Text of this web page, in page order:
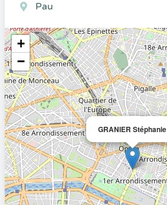
Pau
GRANIER Stéphanie
+
−